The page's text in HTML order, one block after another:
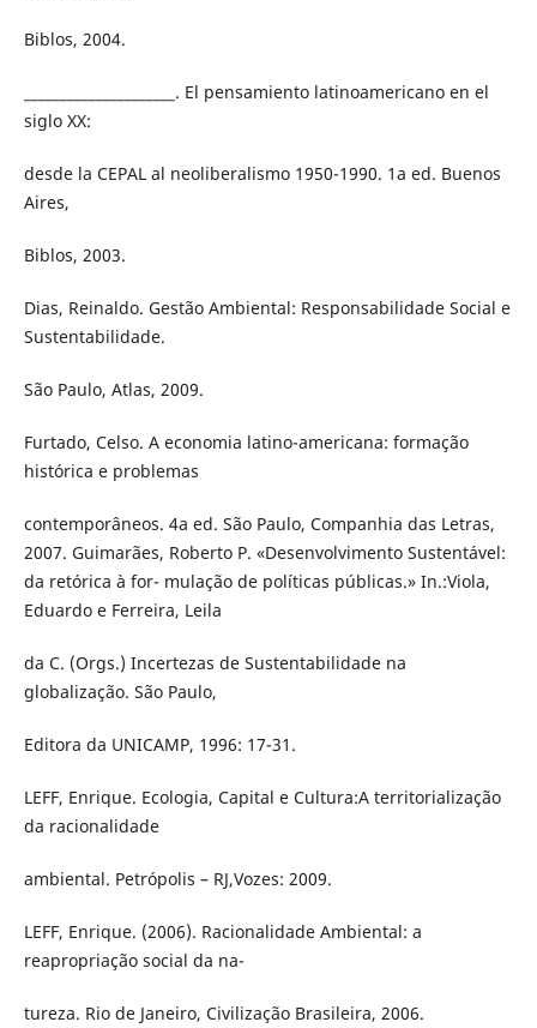
Biblos, 2004.
_____________________. El pensamiento latinoamericano en el
siglo XX:
desde la CEPAL al neoliberalismo 1950-1990. 1a ed. Buenos
Aires,
Biblos, 2003.
Dias, Reinaldo. Gestão Ambiental: Responsabilidade Social e
Sustentabilidade.
São Paulo, Atlas, 2009.
Furtado, Celso. A economia latino-americana: formação
histórica e problemas
contemporâneos. 4a ed. São Paulo, Companhia das Letras,
2007. Guimarães, Roberto P. «Desenvolvimento Sustentável:
da retórica à for- mulação de políticas públicas.» In.:Viola,
Eduardo e Ferreira, Leila
da C. (Orgs.) Incertezas de Sustentabilidade na
globalização. São Paulo,
Editora da UNICAMP, 1996: 17-31.
LEFF, Enrique. Ecologia, Capital e Cultura:A territorialização
da racionalidade
ambiental. Petrópolis – RJ,Vozes: 2009.
LEFF, Enrique. (2006). Racionalidade Ambiental: a
reapropriação social da na-
tureza. Rio de Janeiro, Civilização Brasileira, 2006.